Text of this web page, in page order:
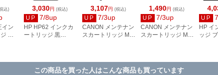
3,030円 (税込)
UP 7/8up
HP HP62 インクカ
ートリッジ 黒
3,107円 (税込)
UP 7/3up
CANON メンテナン
スカートリッジ MC-
1,490円 (税込)
UP 7/3up
CANON メンテナン
スカートリッジ MC-
UP
HP イ
ッジ
込)
イン
シ
この商品を買った人はこんな商品も買っています